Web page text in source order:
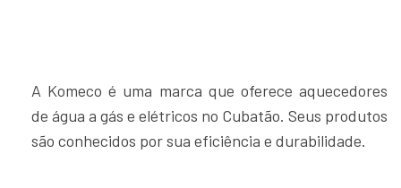
A Komeco é uma marca que oferece aquecedores
de água a gás e elétricos no Cubatão. Seus produtos
são conhecidos por sua eficiência e durabilidade.